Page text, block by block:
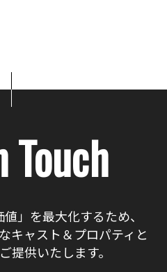
Touch
」を最大化するため、
キャスト＆プロパティと
提供いたします。